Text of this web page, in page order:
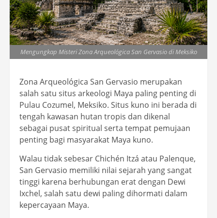
Mengungkap Misteri Zona Arqueológica San Gervasio di Meksiko
Zona Arqueológica San Gervasio merupakan
salah satu situs arkeologi Maya paling penting di
Pulau Cozumel, Meksiko. Situs kuno ini berada di
tengah kawasan hutan tropis dan dikenal
sebagai pusat spiritual serta tempat pemujaan
penting bagi masyarakat Maya kuno.
Walau tidak sebesar Chichén Itzá atau Palenque,
San Gervasio memiliki nilai sejarah yang sangat
tinggi karena berhubungan erat dengan Dewi
Ixchel, salah satu dewi paling dihormati dalam
kepercayaan Maya.